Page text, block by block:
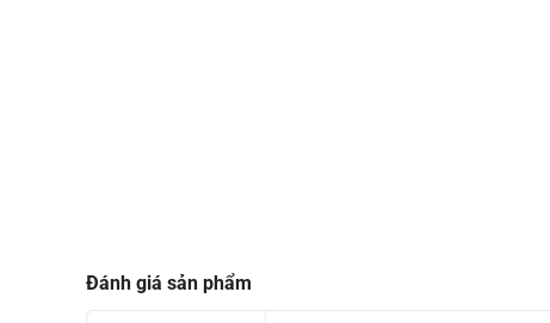
Đánh giá sản phẩm